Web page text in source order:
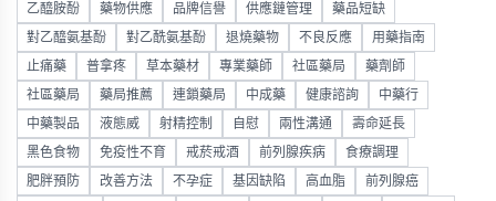
乙醯胺酚 藥物供應 品牌信譽 供應鏈管理 藥品短缺
對乙醯氨基酚 對乙酰氨基酚 退燒藥物 不良反應 用藥指南
止痛藥 普拿疼 草本藥材 專業藥師 社區藥局 藥劑師
社區藥局 藥局推薦 連鎖藥局 中成藥 健康諮詢 中藥行
中藥製品 液態威 射精控制 自慰 兩性溝通 壽命延長
黑色食物 免疫性不育 戒菸戒酒 前列腺疾病 食療調理
肥胖預防 改善方法 不孕症 基因缺陷 高血脂 前列腺癌